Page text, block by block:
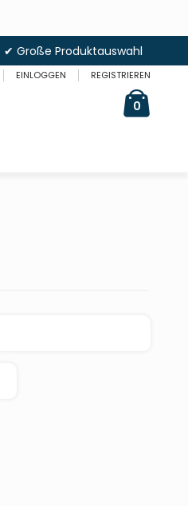
✔ Große Produktauswahl
EINLOGGEN REGISTRIEREN
0items